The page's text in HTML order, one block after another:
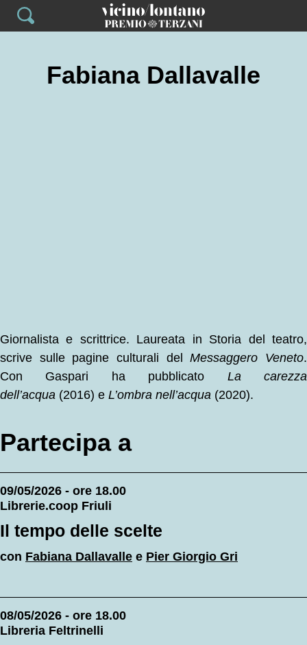
Skip
Fabiana Dallavalle
Giornalista e scrittrice. Laureata in Storia del teatro,
scrive sulle pagine culturali delMessaggero Veneto.
Con Gaspari ha pubblicato La carezza
dell’acqua (2016) e L’ombra nell’acqua (2020).
Partecipa a
09/05/2026 - ore 18.00
Librerie.coop Friuli
Il tempo delle scelte
con Fabiana Dallavalle e Pier Giorgio Gri
08/05/2026 - ore 18.00
Libreria Feltrinelli